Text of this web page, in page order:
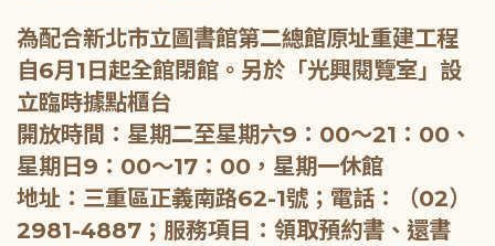
為配合新北市立圖書館第二總館原址重建工程
自6月1日起全館閉館。另於「光興閱覽室」設
立臨時據點櫃台
開放時間：星期二至星期六9：00～21：00、
星期日9：00～17：00，星期一休館
地址：三重區正義南路62-1號；電話：（02）
2981-4887；服務項目：領取預約書、還書